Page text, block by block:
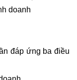
doanh
đáp ứng ba điều